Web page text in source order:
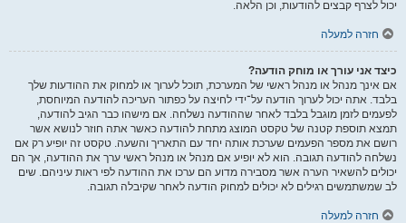
יכול לצרף קבצים להודעות, וכן הלאה.
חזרה למעלה
כיצד אני עורך או מוחק הודעה?
אם אינך מנהל או מנהל ראשי של המערכת, תוכל לערוך או למחוק את ההודעות שלך
בלבד. אתה יכול לערוך הודעה על־ידי לחיצה על כפתור העריכה להודעה המיוחסת,
לפעמים לזמן מוגבל בלבד לאחר שההודעה נשלחה. אם מישהו כבר הגיב להודעה,
תמצא תוספת קטנה של טקסט המוצג מתחת להודעה כאשר אתה חוזר לנושא אשר
רושם את מספר הפעמים שערכת אותה יחד עם התאריך והשעה. טקסט זה יופיע רק אם
נשלחה להודעה תגובה. הוא לא יופיע אם מנהל או מנהל ראשי ערך את ההודעה, אך הם
יכולים להשאיר הערה אשר מסבירה מדוע הם ערכו את ההודעה לפי ראות עיניהם. שים
לב שמשתמשים רגילים לא יכולים למחוק הודעה לאחר שקיבלה תגובה.
חזרה למעלה